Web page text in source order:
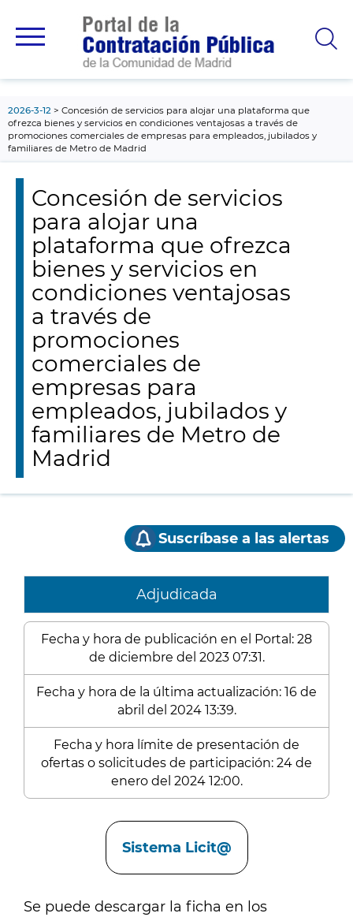
principal
2026-3-12
Concesión de servicios para alojar una plataforma que
ofrezca bienes y servicios en condiciones ventajosas a través de
promociones comerciales de empresas para empleados, jubilados y
familiares de Metro de Madrid
Concesión de servicios
para alojar una
plataforma que ofrezca
bienes y servicios en
condiciones ventajosas
a través de
promociones
comerciales de
empresas para
empleados, jubilados y
familiares de Metro de
Madrid
Suscríbase a las alertas
Adjudicada
Fecha y hora de publicación en el Portal: 28
de diciembre del 2023 07:31.
Fecha y hora de la última actualización: 16 de
abril del 2024 13:39.
Fecha y hora límite de presentación de
ofertas o solicitudes de participación: 24 de
enero del 2024 12:00.
Sistema Licit@
Se puede descargar la ficha en los